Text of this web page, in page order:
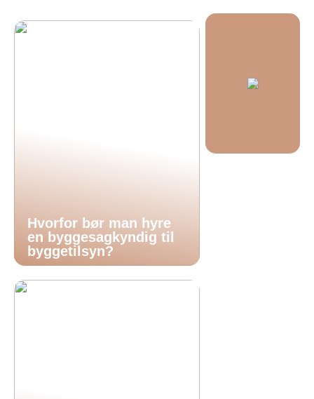
Hvorfor bør man hyre
en byggesagkyndig til
byggetilsyn?